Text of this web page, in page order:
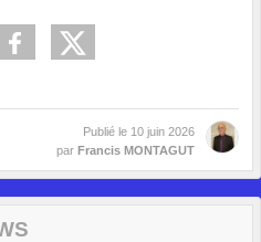
Publié le 10 juin 2026
par Francis MONTAGUT